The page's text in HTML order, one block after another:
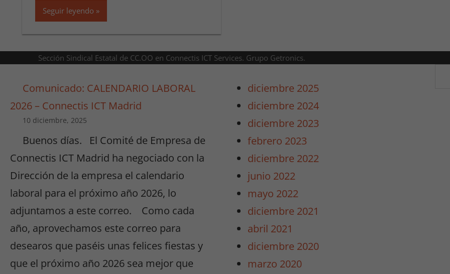
Seguir leyendo
Sección Sindical Estatal de CC.OO en Connectis ICT Services. Grupo Getronics.
Comunicado: CALENDARIO LABORAL
2026 – Connectis ICT Madrid
10 diciembre, 2025
Buenos días. El Comité de Empresa de
Connectis ICT Madrid ha negociado con la
Dirección de la empresa el calendario
laboral para el próximo año 2026, lo
adjuntamos a este correo. Como cada
año, aprovechamos este correo para
desearos que paséis unas felices fiestas y
que el próximo año 2026 sea mejor que
diciembre 2025
diciembre 2024
diciembre 2023
febrero 2023
diciembre 2022
junio 2022
mayo 2022
diciembre 2021
abril 2021
diciembre 2020
marzo 2020